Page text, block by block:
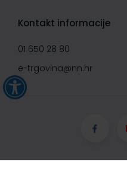
Kontakt informacije
01 650 28 80
e-trgovina@nn.hr